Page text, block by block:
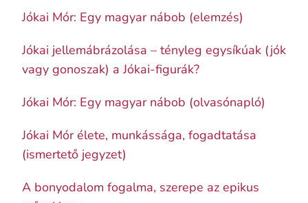
Jókai Mór: Egy magyar nábob (elemzés)
Jókai jellemábrázolása – tényleg egysíkúak (jók
vagy gonoszak) a Jókai-figurák?
Jókai Mór: Egy magyar nábob (olvasónapló)
Jókai Mór élete, munkássága, fogadtatása
(ismertető jegyzet)
A bonyodalom fogalma, szerepe az epikus